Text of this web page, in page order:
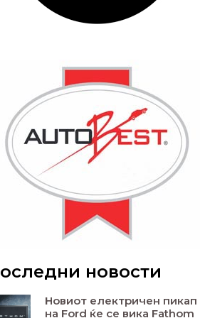
новости
Новиот електричен пикап
на Ford ќе се вика Fathom